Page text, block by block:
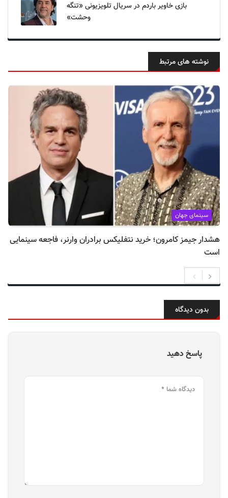
بازی خاویر باردم در سریال تلویزیونی «تنگه
وحشت»
نوشته های مرتبط
سینمای جهان
هشدار جیمز کامرون؛ خرید نتفلیکس برادران وارنر، فاجعه سینمایی
است
بدون دیدگاه
پاسخ دهید